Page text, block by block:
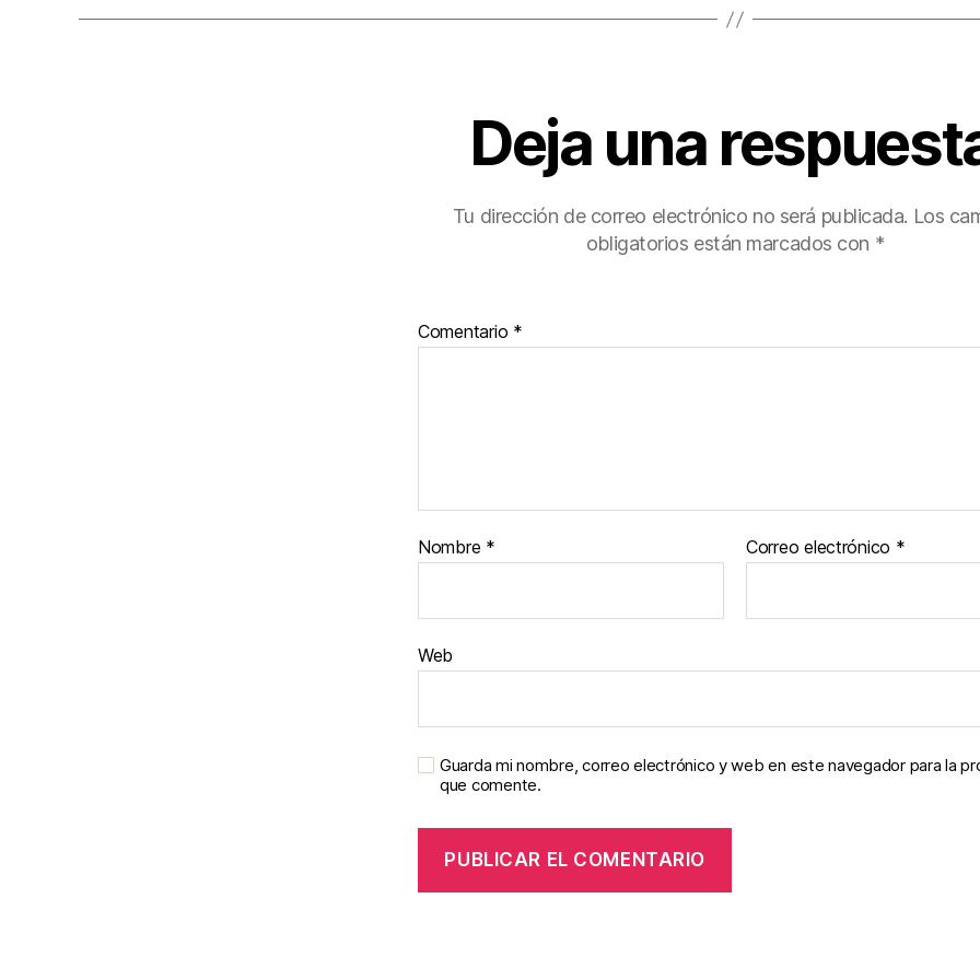
Deja una
Tu dirección de correo electrónico no será publicada. Los
obligatorios están marcados con *
Comentario *
Nombre * Correo electrónico *
Web
Guarda mi nombre, correo electrónico y web en este navegador para la
que comente.